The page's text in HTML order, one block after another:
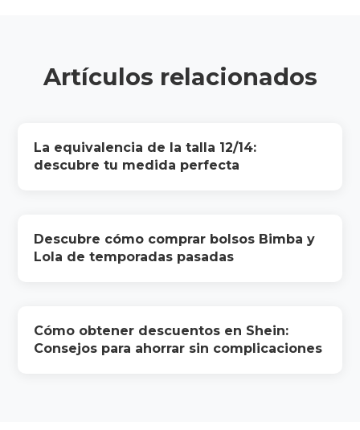
Artículos relacionados
La equivalencia de la talla 12/14:
descubre tu medida perfecta
Descubre cómo comprar bolsos Bimba y
Lola de temporadas pasadas
Cómo obtener descuentos en Shein:
Consejos para ahorrar sin complicaciones